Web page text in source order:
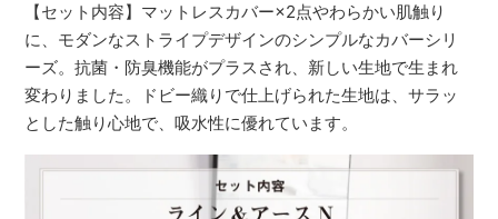
【セット内容】マットレスカバー×2点やわらかい肌触り
に、モダンなストライプデザインのシンプルなカバーシリ
ーズ。抗菌・防臭機能がプラスされ、新しい生地で生まれ
変わりました。ドビー織りで仕上げられた生地は、サラッ
とした触り心地で、吸水性に優れています。